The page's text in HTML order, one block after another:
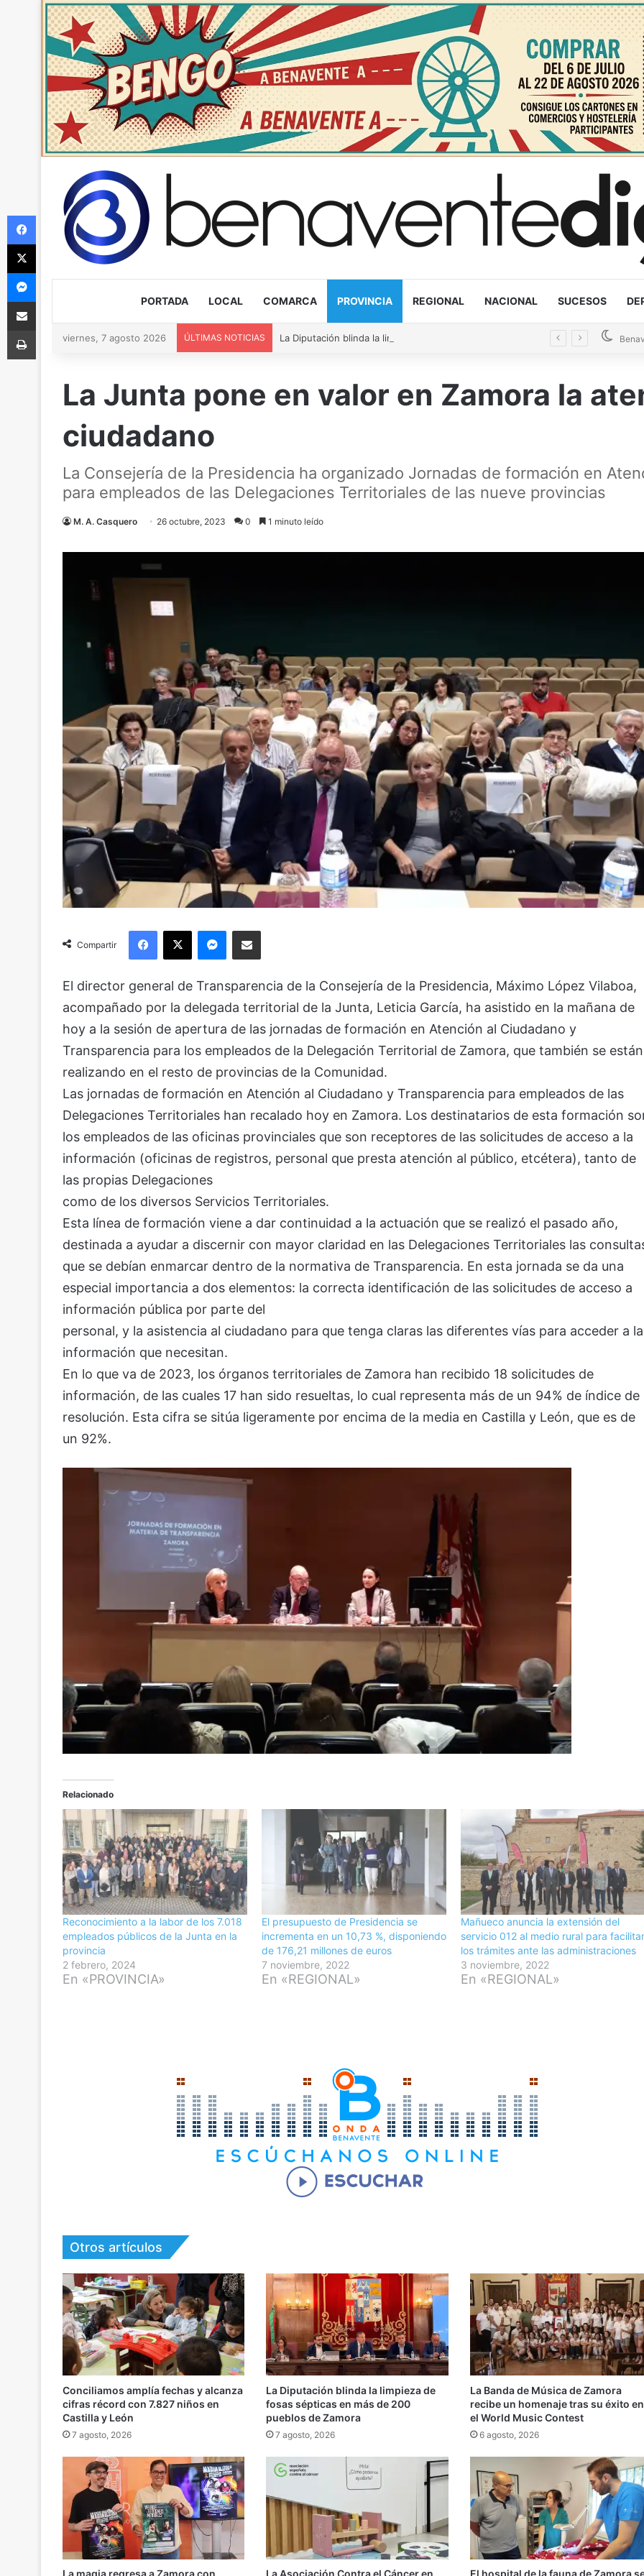
PORTADA LOCAL COMARCA PROVINCIA REGIONAL NACIONAL SUCESOS
viernes, 7 agosto 2026 ÚLTIMAS NOTICIAS
La Junta pone en valor en Zamora la
ciudadano
La Consejería de la Presidencia ha organizado Jornadas de formación en
para empleados de las Delegaciones Territoriales de las nueve provincias
M. A. Casquero 26 octubre, 2023 0 1 minuto leído
Compartir
Facebook
X Messenger
Compartir via Email
El director general de Transparencia de la Consejería de la Presidencia, Máximo López Vilaboa,
acompañado por la delegada territorial de la Junta, Leticia García, ha asistido en la mañana de
hoy a la sesión de apertura de las jornadas de formación en Atención al Ciudadano y
Transparencia para los empleados de la Delegación Territorial de Zamora, que también se están
realizando en el resto de provincias de la Comunidad.
Las jornadas de formación en Atención al Ciudadano y Transparencia para empleados de las
Delegaciones Territoriales han recalado hoy en Zamora. Los destinatarios de esta formación
los empleados de las oficinas provinciales que son receptores de las solicitudes de acceso a la
información (oficinas de registros, personal que presta atención al público, etcétera), tanto de
las propias Delegaciones
como de los diversos Servicios Territoriales.
Esta línea de formación viene a dar continuidad a la actuación que se realizó el pasado año,
destinada a ayudar a discernir con mayor claridad en las Delegaciones Territoriales las
que se debían enmarcar dentro de la normativa de Transparencia. En esta jornada se da una
especial importancia a dos elementos: la correcta identificación de las solicitudes de acceso a
información pública por parte del
personal, y la asistencia al ciudadano para que tenga claras las diferentes vías para acceder a la
información que necesitan.
En lo que va de 2023, los órganos territoriales de Zamora han recibido 18 solicitudes de
información, de las cuales 17 han sido resueltas, lo cual representa más de un 94% de índice de
resolución. Esta cifra se sitúa ligeramente por encima de la media en Castilla y León, que es de
un 92%.
Relacionado
Reconocimiento a la labor de los 7.018
empleados públicos de la Junta en la
provincia
2 febrero, 2024
En «PROVINCIA»
El presupuesto de Presidencia se
incrementa en un 10,73 %, disponiendo
de 176,21 millones de euros
7 noviembre, 2022
En «REGIONAL»
Mañueco anuncia la extensión del
servicio 012 al medio rural para
los trámites ante las administraciones
3 noviembre, 2022
En «REGIONAL»
Otros artículos
Conciliamos amplía fechas y alcanza
cifras récord con 7.827 niños en
Castilla y León
7 agosto, 2026
La Diputación blinda la limpieza de
fosas sépticas en más de 200
pueblos de Zamora
7 agosto, 2026
La Banda de Música de Zamora
recibe un homenaje tras su éxito en
el World Music Contest
6 agosto, 2026
La magia regresa a Zamora con La Asociación Contra el Cáncer en El hospital de la fauna de Zamora
Facebook
X
Messenger
Compartir via Email